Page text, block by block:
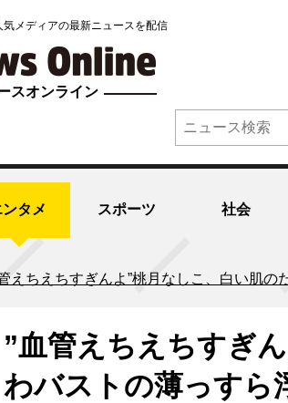
メディアの最新ニュースを配信
スオンライン
ンタメ スポーツ 社会
えちえちすぎんよ”桃月なしこ、白い肌
”血管えちえちすぎ
わバストの薄っすら